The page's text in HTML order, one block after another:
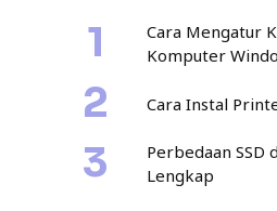
Cara Mengatur
Komputer
Cara Instal
Perbedaan SSD
Lengkap